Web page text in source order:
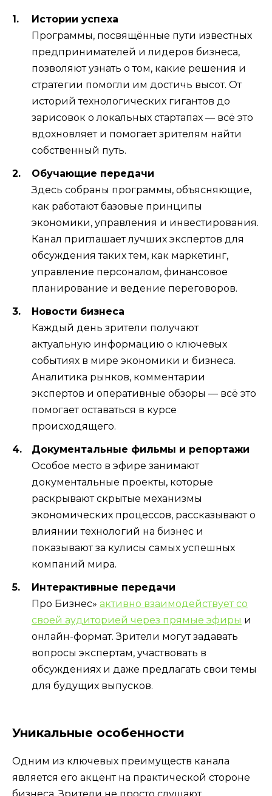
Истории успеха
Программы, посвящённые пути известных
предпринимателей и лидеров бизнеса,
позволяют узнать о том, какие решения и
стратегии помогли им достичь высот. От
историй технологических гигантов до
зарисовок о локальных стартапах — всё это
вдохновляет и помогает зрителям найти
собственный путь.
Обучающие передачи
Здесь собраны программы, объясняющие,
как работают базовые принципы
экономики, управления и инвестирования.
Канал приглашает лучших экспертов для
обсуждения таких тем, как маркетинг,
управление персоналом, финансовое
планирование и ведение переговоров.
Новости бизнеса
Каждый день зрители получают
актуальную информацию о ключевых
событиях в мире экономики и бизнеса.
Аналитика рынков, комментарии
экспертов и оперативные обзоры — всё это
помогает оставаться в курсе
происходящего.
Документальные фильмы и репортажи
Особое место в эфире занимают
документальные проекты, которые
раскрывают скрытые механизмы
экономических процессов, рассказывают о
влиянии технологий на бизнес и
показывают за кулисы самых успешных
компаний мира.
Интерактивные передачи
Про Бизнес» активно взаимодействует со
своей аудиторией через прямые эфиры и
онлайн-формат. Зрители могут задавать
вопросы экспертам, участвовать в
обсуждениях и даже предлагать свои темы
для будущих выпусков.
Уникальные особенности
Одним из ключевых преимуществ канала
является его акцент на практической стороне